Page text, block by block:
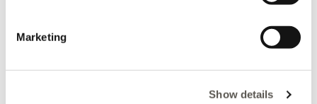
Marketing
Show details
Sweats